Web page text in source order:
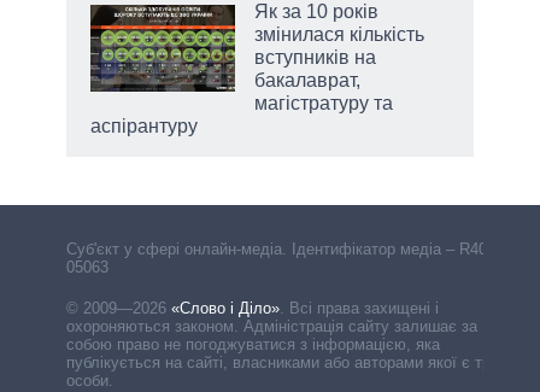
Як за 10 років
змінилася кількість
вступників на
бакалаврат,
магістратуру та
аспірантуру
Cуб'єкт у сфері онлайн-медіа. Ідентифікатор медіа – R40-
05063
© 2009—2026 «Слово і Діло». Всі права захищені і
охороняються законом. Адміністрація сайту залишає за
собою право не погоджуватися з інформацією, яка
публікується на сайті, власниками або авторами якої є треті
особи.